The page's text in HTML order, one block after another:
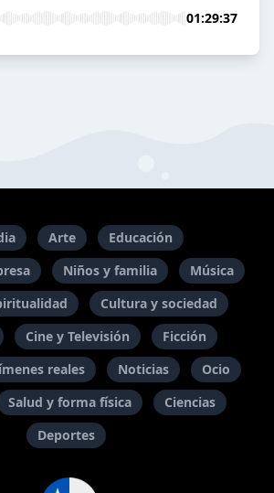
01:29:37
Arte
Educación
Niños y familia
Música
Cultura y sociedad
Cine y Televisión
Ficción
reales Noticias
Ocio
Salud y forma física
Ciencias
Deportes